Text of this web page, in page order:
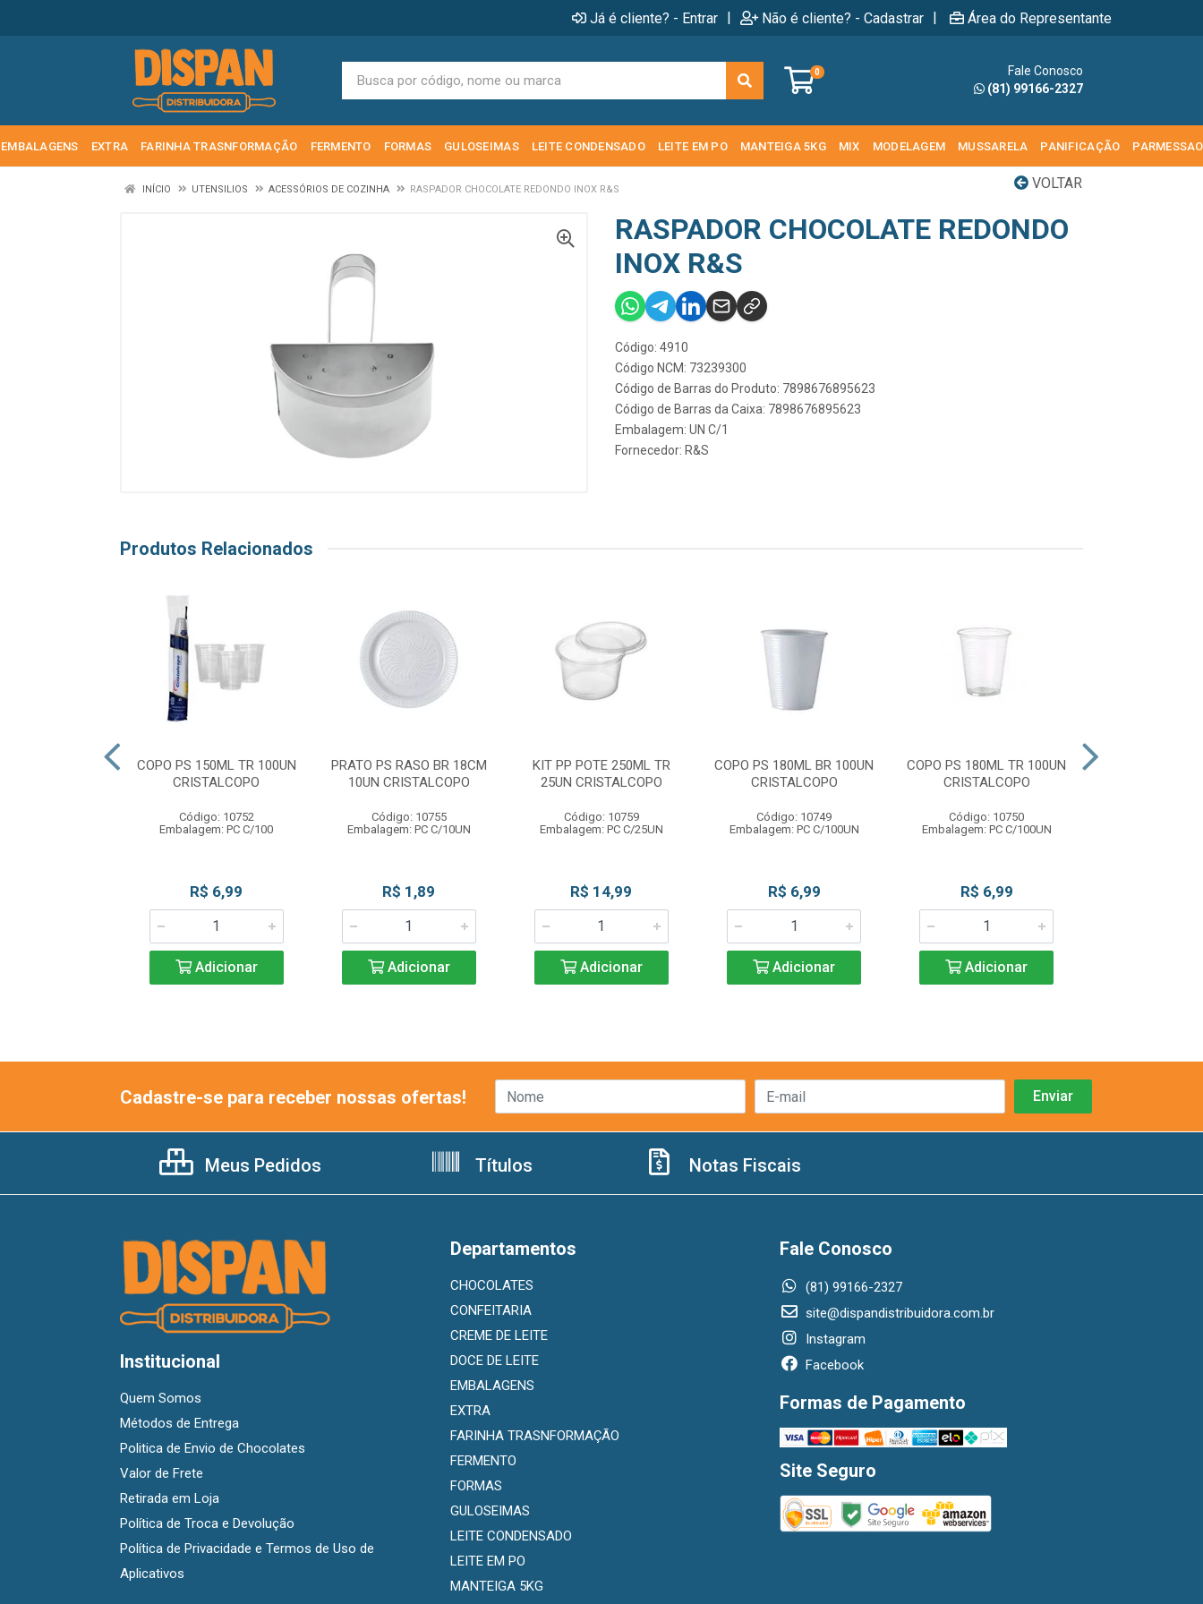
Já é cliente? - Entrar | Não é cliente? - Cadastrar | Área do Representante
0
Fale Conosco
(81) 99166-2327
EMBALAGENS EXTRA FARINHA TRASNFORMAÇÃO FERMENTO FORMAS GULOSEIMAS LEITE CONDENSADO LEITE EM PO MANTEIGA 5KG MIX MODELAGEM MUSSARELA PANIFICAÇÃO PARMESSAO
VOLTAR
INÍCIO UTENSILIOS ACESSÓRIOS DE COZINHA RASPADOR CHOCOLATE REDONDO INOX R&S
RASPADOR CHOCOLATE REDONDO
INOX R&S
Código: 4910
Código NCM: 73239300
Código de Barras do Produto: 7898676895623
Código de Barras da Caixa: 7898676895623
Embalagem: UN C/1
Fornecedor: R&S
Produtos Relacionados
COPO PS 150ML TR 100UN
CRISTALCOPO
Código: 10752
Embalagem: PC C/100
R$ 6,99
Adicionar
PRATO PS RASO BR 18CM
10UN CRISTALCOPO
Código: 10755
Embalagem: PC C/10UN
R$ 1,89
Adicionar
KIT PP POTE 250ML TR
25UN CRISTALCOPO
Código: 10759
Embalagem: PC C/25UN
R$ 14,99
Adicionar
COPO PS 180ML BR 100UN
CRISTALCOPO
Código: 10749
Embalagem: PC C/100UN
R$ 6,99
Adicionar
COPO PS 180ML TR 100UN
CRISTALCOPO
Código: 10750
Embalagem: PC C/100UN
R$ 6,99
Adicionar
Cadastre-se para receber nossas ofertas!
Meus Pedidos Títulos Notas Fiscais
Institucional
Quem Somos
Métodos de Entrega
Politica de Envio de Chocolates
Valor de Frete
Retirada em Loja
Política de Troca e Devolução
Política de Privacidade e Termos de Uso de
Aplicativos
Departamentos
CHOCOLATES
CONFEITARIA
CREME DE LEITE
DOCE DE LEITE
EMBALAGENS
EXTRA
FARINHA TRASNFORMAÇÃO
FERMENTO
FORMAS
GULOSEIMAS
LEITE CONDENSADO
LEITE EM PO
MANTEIGA 5KG
Fale Conosco
(81) 99166-2327
site@dispandistribuidora.com.br
Instagram
Facebook
Formas de Pagamento
Site Seguro